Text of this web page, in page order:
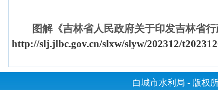
图解《吉林省人民政府关于印发吉林省
http://slj.jlbc.gov.cn/slxw/slyw/202312/
白城市水利局 - 版